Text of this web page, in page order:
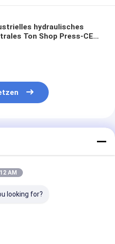
hydraulisches
Ton Shop Press-CER
AM
looking for?